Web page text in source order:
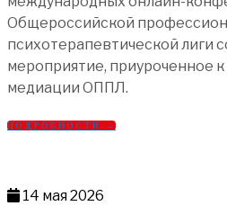
Общероссийской
психотерапевтической лиги
мероприятие, приуроченное
медиации ОППЛ.
ПОДРОБНОСТИ →
14 мая 2026